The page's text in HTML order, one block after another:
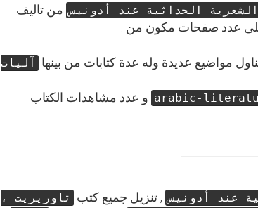
الحداثية عند أدونيس من تاليف
عدد صفحات مكون من :
مواضيع عديدة وله عدة كتابات من بينها
آليات
arabic- و عدد مشاهدات الكتاب
عند أدونيس , تنزيل جميع كتب
تاوريريت ،